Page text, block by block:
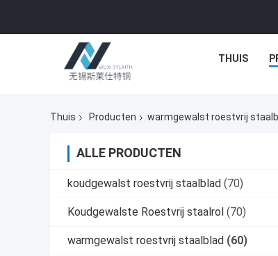
THUIS
Thuis Producten warmgewalst roestvrij
ALLE PRODUCTEN
koudgewalst roestvrij staalblad (70)
Koudgewalste Roestvrij staalrol (70)
warmgewalst roestvrij staalblad (60)